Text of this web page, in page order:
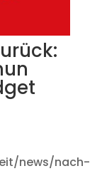
news/nach-